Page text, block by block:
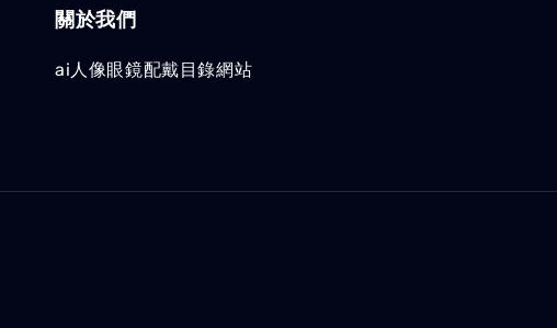
關於我們
ai人像眼鏡配戴目錄網站